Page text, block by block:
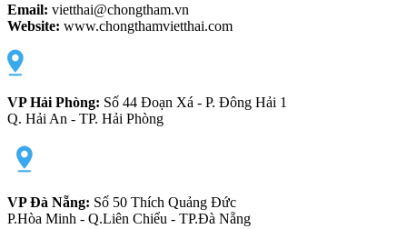
Email: vietthai@chongtham.vn
Website: www.chongthamvietthai.com
VP Hải Phòng: Số 44 Đoạn Xá - P. Đông Hải 1
Q. Hải An - TP. Hải Phòng
VP Đà Nẵng: Số 50 Thích Quảng Đức
P.Hòa Minh - Q.Liên Chiểu - TP.Đà Nẵng